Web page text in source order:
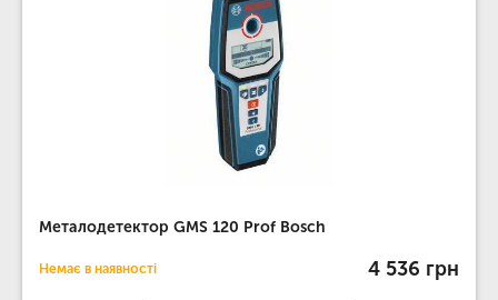
Металодетектор GMS 120 Prof Bosch
Немає в наявності 4 536 грн